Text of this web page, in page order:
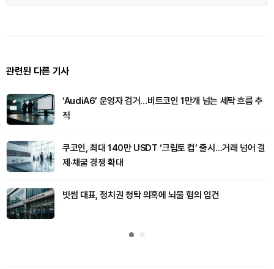
관련된 다른 기사
‘AudiA6’ 운영자 검거…비트코인 1만개 넘는 세탁 흐름 추
적
쿠코인, 최대 140만 USDT ‘크립토 컵’ 출시…거래 넘어 결
제·채굴 경쟁 확대
빗썸 대표, 정치권 청탁 의혹에 뇌물 혐의 입건